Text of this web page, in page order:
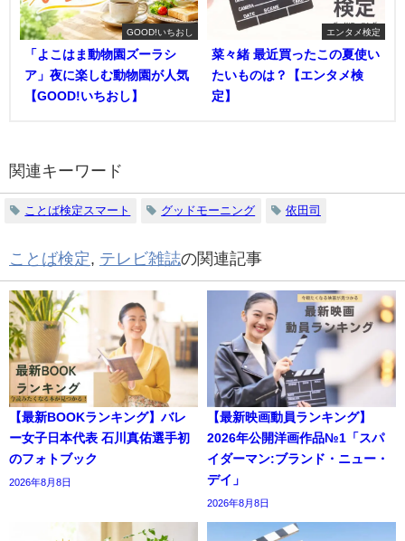
GOOD!いちおし
「よこはま動物園ズーラシ
ア」夜に楽しむ動物園が人気
【GOOD!いちおし】
エンタメ検定
菜々緒 最近買ったこの夏使い
たいものは？【エンタメ検
定】
関連キーワード
ことば検定スマート グッドモーニング 依田司
ことば検定, テレビ雑誌の関連記事
【最新BOOKランキング】バレ
ー女子日本代表 石川真佑選手初
のフォトブック
2026年8月8日
【最新映画動員ランキング】
2026年公開洋画作品№1「スパ
イダーマン:ブランド・ニュー・
デイ」
2026年8月8日